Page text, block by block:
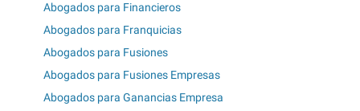
Abogados para Financieros
Abogados para Franquicias
Abogados para Fusiones
Abogados para Fusiones Empresas
Abogados para Ganancias Empresa